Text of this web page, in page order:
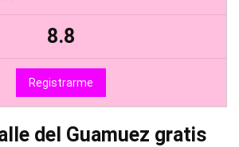
8.8
Registrarme
del Guamuez gratis